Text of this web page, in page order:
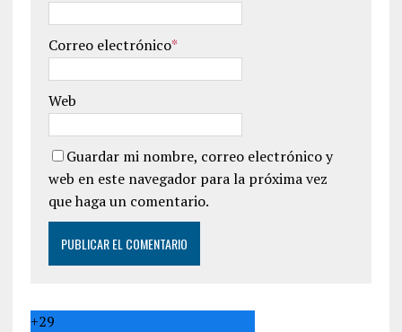
Correo electrónico*
Web
Guardar mi nombre, correo electrónico y
web en este navegador para la próxima vez
que haga un comentario.
+29